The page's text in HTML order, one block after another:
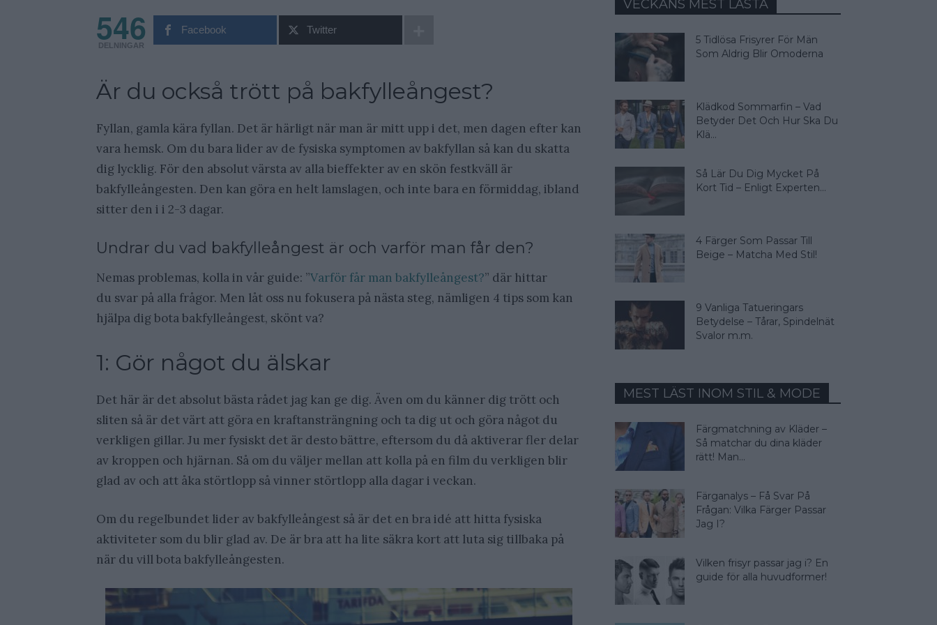
546
DELNINGAR
Facebook Twitter
Är du också trött på bakfylleångest?
Fyllan, gamla kära fyllan. Det är härligt när man är mitt upp i det, men dagen efter kan
vara hemsk. Om du bara lider av de fysiska symptomen av bakfyllan så kan du skatta
dig lycklig. För den absolut värsta av alla bieffekter av en skön festkväll är
bakfylleångesten. Den kan göra en helt lamslagen, och inte bara en förmiddag, ibland
sitter den i i 2-3 dagar.
Undrar du vad bakfylleångest är och varför man får den?
Nemas problemas, kolla in vår guide: ”Varför får man bakfylleångest?” där hittar
du svar på alla frågor. Men låt oss nu fokusera på nästa steg, nämligen 4 tips som kan
hjälpa dig bota bakfylleångest, skönt va?
1: Gör något du älskar
Det här är det absolut bästa rådet jag kan ge dig. Även om du känner dig trött och
sliten så är det värt att göra en kraftansträngning och ta dig ut och göra något du
verkligen gillar. Ju mer fysiskt det är desto bättre, eftersom du då aktiverar fler delar
av kroppen och hjärnan. Så om du väljer mellan att kolla på en film du verkligen blir
glad av och att åka störtlopp så vinner störtlopp alla dagar i veckan.
Om du regelbundet lider av bakfylleångest så är det en bra idé att hitta fysiska
aktiviteter som du blir glad av. De är bra att ha lite säkra kort att luta sig tillbaka på
när du vill bota bakfylleångesten.
VECKANS MEST LÄSTA
5 Tidlösa Frisyrer För Män
Som Aldrig Blir Omoderna
Klädkod Sommarfin – Vad
Betyder Det Och Hur Ska Du
Klä...
Så Lär Du Dig Mycket På
Kort Tid – Enligt Experten...
4 Färger Som Passar Till
Beige – Matcha Med Stil!
9 Vanliga Tatueringars
Betydelse – Tårar, Spindelnät
Svalor m.m.
MEST LÄST INOM STIL & MODE
Färgmatchning av Kläder –
Så matchar du dina kläder
rätt! Man...
Färganalys – Få Svar På
Frågan: Vilka Färger Passar
Jag I?
Vilken frisyr passar jag i? En
guide för alla huvudformer!